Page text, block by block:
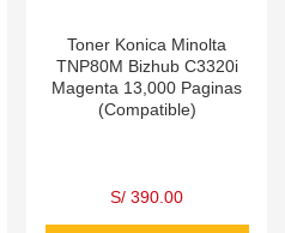
Toner Konica Minolta
TNP80M Bizhub C3320i
Magenta 13,000 Paginas
(Compatible)
S/ 390.00